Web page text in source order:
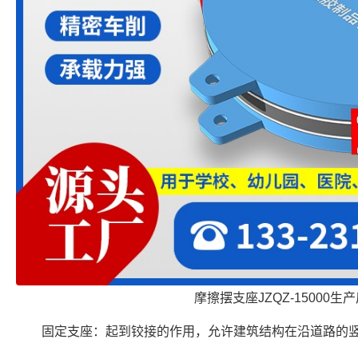
摩擦摆支座JZQZ-15000生
固定支座：起到铰接的作用，允许建筑结构在沿道路的